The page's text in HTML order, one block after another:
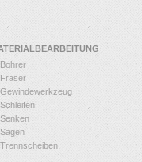
Bohrer
Fräser
Gewindewerkzeug
Schleifen
Senken
Sägen
Trennscheiben